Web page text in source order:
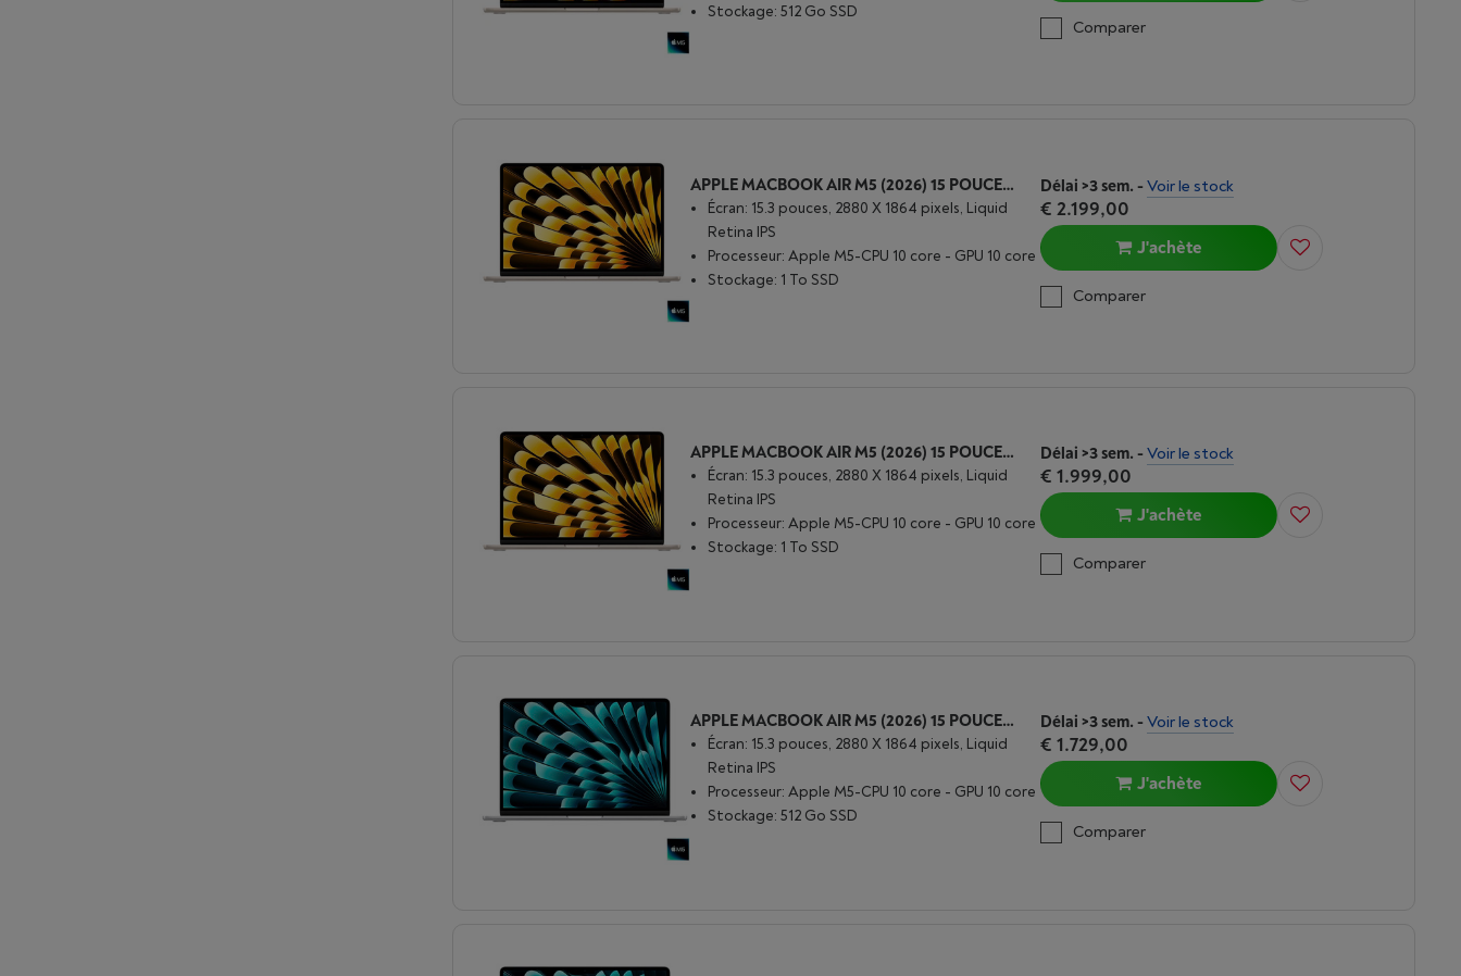
Stockage: 512 Go SSD
Comparer
APPLE MACBOOK AIR M5 (2026) 15 POUCES | 24 GO | 1TO | LUMIÈRE STELLAIRE
Écran: 15.3 pouces, 2880 X 1864 pixels, Liquid
Retina IPS
Processeur: Apple M5-CPU 10 core - GPU 10 core
Stockage: 1 To SSD
Délai >3 sem. - Voir le stock
€ 2.199,00
J'achète
Comparer
APPLE MACBOOK AIR M5 (2026) 15 POUCES | 16 GO | 1TO | LUMIÈRE STELLAIRE
Écran: 15.3 pouces, 2880 X 1864 pixels, Liquid
Retina IPS
Processeur: Apple M5-CPU 10 core - GPU 10 core
Stockage: 1 To SSD
Délai >3 sem. - Voir le stock
€ 1.999,00
J'achète
Comparer
APPLE MACBOOK AIR M5 (2026) 15 POUCES | 16 GO | 512 GO | ARGENT
Écran: 15.3 pouces, 2880 X 1864 pixels, Liquid
Retina IPS
Processeur: Apple M5-CPU 10 core - GPU 10 core
Stockage: 512 Go SSD
Délai >3 sem. - Voir le stock
€ 1.729,00
J'achète
Comparer